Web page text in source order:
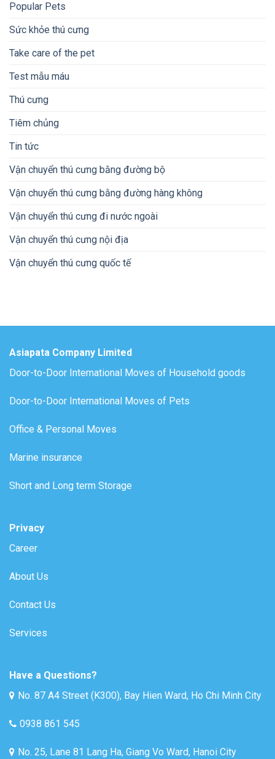
Popular Pets
Sức khỏe thú cưng
Take care of the pet
Test mẫu máu
Thú cưng
Tiêm chủng
Tin tức
Vận chuyển thú cưng bằng đường bộ
Vận chuyển thú cưng bằng đường hàng không
Vận chuyển thú cưng đi nước ngoài
Vận chuyển thú cưng nội địa
Vận chuyển thú cưng quốc tế
Asiapata Company Limited
Door-to-Door International Moves of Household goods
Door-to-Door International Moves of Pets
Office & Personal Moves
Marine insurance
Short and Long term Storage
Privacy
Career
About Us
Contact Us
Services
Have a Questions?
No. 87 A4 Street (K300), Bay Hien Ward, Ho Chi Minh City
0938 861 545
No. 25, Lane 81 Lang Ha, Giang Vo Ward, Hanoi City